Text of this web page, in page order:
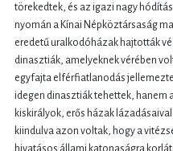
törekedtek, és az igazi nagy
nyomán a Kínai Népköztársaság
eredetű uralkodóházak hajtották
dinasztiák, amelyeknek vérében
egyfajta elférfiatlanodás
idegen dinasztiák tehettek, hanem
kiskirályok, erős házak
kiindulva azon voltak, hogy a
hivatásos állami katonaságra